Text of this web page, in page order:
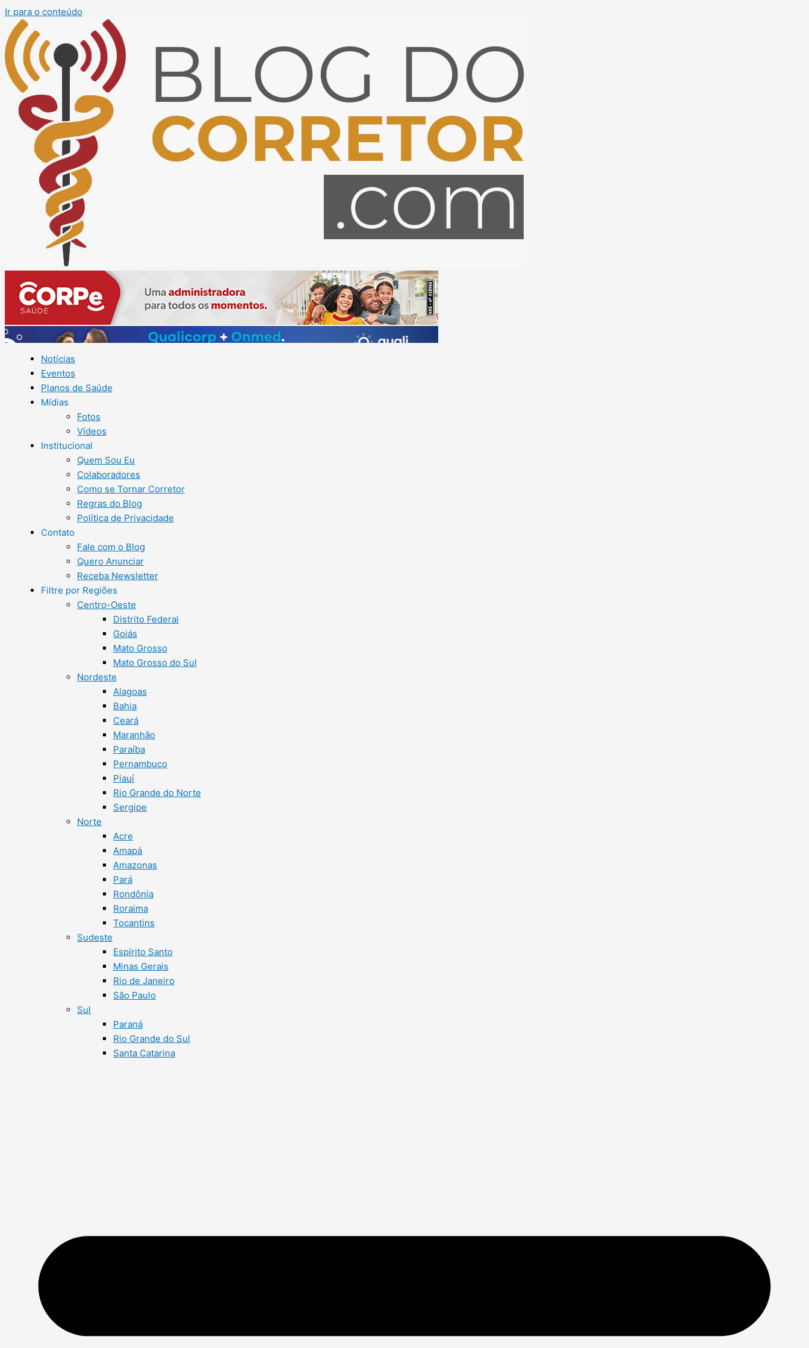
Ir para o conteúdo
Notícias
Eventos
Planos de Saúde
Mídias
Fotos
Vídeos
Institucional
Quem Sou Eu
Colaboradores
Como se Tornar Corretor
Regras do Blog
Política de Privacidade
Contato
Fale com o Blog
Quero Anunciar
Receba Newsletter
Filtre por Regiões
Centro-Oeste
Distrito Federal
Goiás
Mato Grosso
Mato Grosso do Sul
Nordeste
Alagoas
Bahia
Ceará
Maranhão
Paraíba
Pernambuco
Piauí
Rio Grande do Norte
Sergipe
Norte
Acre
Amapá
Amazonas
Pará
Rondônia
Roraima
Tocantins
Sudeste
Espírito Santo
Minas Gerais
Rio de Janeiro
São Paulo
Sul
Paraná
Rio Grande do Sul
Santa Catarina